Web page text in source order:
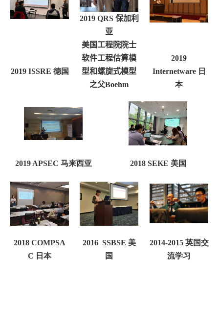
2019 QRS 保加利
亚
美国工程院院士
软件工程估算模
型和螺旋式模型
之父Boehm
2019 ISSRE 德国
2019
Internetware 日
本
2019 APSEC 马来西亚 2018 SEKE 美国
2018 COMPSA
C 日本
2016 SSBSE 美
国
2014-2015 英国交
流学习